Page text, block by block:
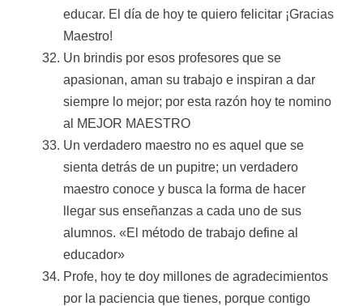
educar. El día de hoy te quiero felicitar ¡Gracias
Maestro!
Un brindis por esos profesores que se
apasionan, aman su trabajo e inspiran a dar
siempre lo mejor; por esta razón hoy te nomino
al MEJOR MAESTRO
Un verdadero maestro no es aquel que se
sienta detrás de un pupitre; un verdadero
maestro conoce y busca la forma de hacer
llegar sus enseñanzas a cada uno de sus
alumnos. «El método de trabajo define al
educador»
Profe, hoy te doy millones de agradecimientos
por la paciencia que tienes, porque contigo